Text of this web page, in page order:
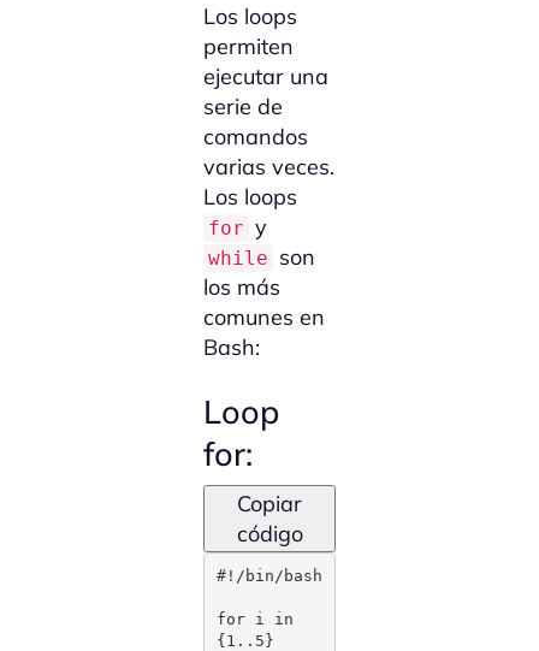
Los loops
permiten
ejecutar una
serie de
comandos
varias veces.
Los loops
for y
while son
los más
comunes en
Bash:
Loop
for:
Copiar
código
#!/bin/bash
for i in
{1..5}